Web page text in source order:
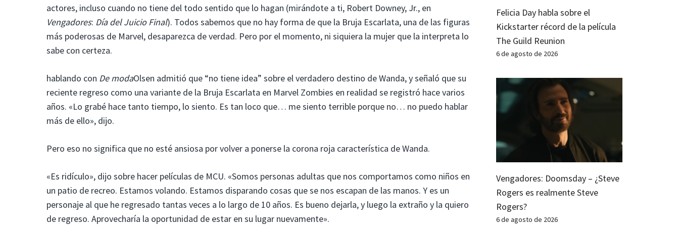
actores, incluso cuando no tiene del todo sentido que lo hagan (mirándote a ti, Robert Downey, Jr., en
Vengadores: Día del Juicio Final). Todos sabemos que no hay forma de que la Bruja Escarlata, una de las figuras
más poderosas de Marvel, desaparezca de verdad. Pero por el momento, ni siquiera la mujer que la interpreta lo
sabe con certeza.
hablando con De modaOlsen admitió que “no tiene idea” sobre el verdadero destino de Wanda, y señaló que su
reciente regreso como una variante de la Bruja Escarlata en Marvel Zombies en realidad se registró hace varios
años. «Lo grabé hace tanto tiempo, lo siento. Es tan loco que… me siento terrible porque no… no puedo hablar
más de ello», dijo.
Pero eso no significa que no esté ansiosa por volver a ponerse la corona roja característica de Wanda.
«Es ridículo», dijo sobre hacer películas de MCU. «Somos personas adultas que nos comportamos como niños en
un patio de recreo. Estamos volando. Estamos disparando cosas que se nos escapan de las manos. Y es un
personaje al que he regresado tantas veces a lo largo de 10 años. Es bueno dejarla, y luego la extraño y la quiero
de regreso. Aprovecharía la oportunidad de estar en su lugar nuevamente».
Felicia Day habla sobre el
Kickstarter récord de la película
The Guild Reunion
6 de agosto de 2026
Vengadores: Doomsday – ¿Steve
Rogers es realmente Steve
Rogers?
6 de agosto de 2026